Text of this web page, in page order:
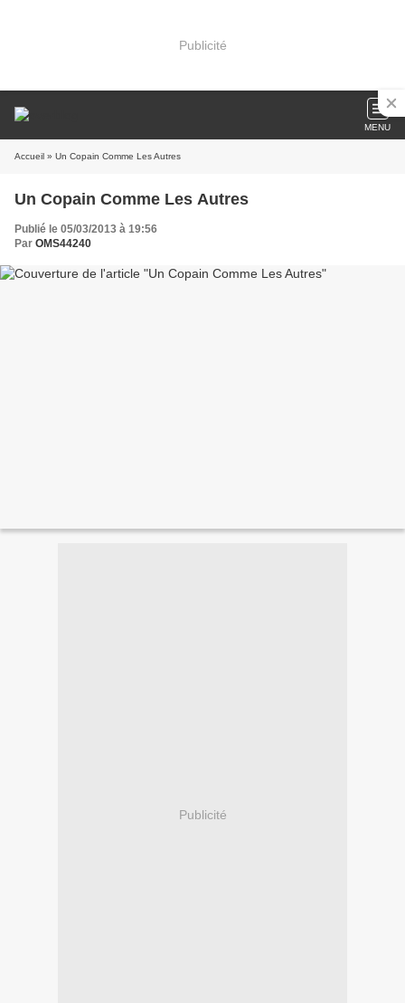
Publicité
MENU
Accueil » Un Copain Comme Les Autres
Un Copain Comme Les Autres
Publié le 05/03/2013 à 19:56
Par OMS44240
Publicité